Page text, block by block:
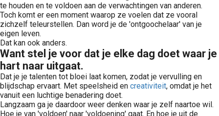
te houden en te voldoen aan de verwachtingen van anderen.
Toch komt er een moment waarop ze voelen dat ze vooral
zichzelf teleurstellen. Dan word je de 'ontgoochelaar' van je
eigen leven.
Dat kan ook anders.
Want stel je voor dat je elke dag doet waar je
hart naar uitgaat.
Dat je je talenten tot bloei laat komen, zodat je vervulling en
blijdschap ervaart. Met speelsheid en creativiteit, omdat je het
vanuit een luchtige benadering doet.
Langzaam ga je daardoor weer denken waar je zelf naartoe wil.
Hoe je van 'voldoen' naar 'voldoening' gaat. En hoe je uit de